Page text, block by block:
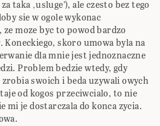
taka ‚usluge’), ale czesto bez tego
sie w ogole wykonac
ze moze byc to powod bardzo
Koneckiego, skoro umowa byla na
dla mnie jest jednoznaczne
Problem bedzie wtedy, gdy
swoich i beda uzywali owych
od kogos przeciwcialo, to nie
mi je dostarczala do konca zycia.